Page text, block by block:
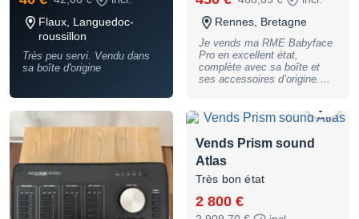
Flaux, Languedoc-
roussillon
Très peu servi. Vendu dans
sa boîte d'origine
Rennes, Bretagne
Je vends ma RME Babyface
Pro en excellent état,
complète avec sa boîte et
ses accessoires d’origine.
particulièrement appréciée
convertisseurs, la
transparence de ses
préamplis et la fiabilité des
pilotes RME.
4 entrées analogiques : 2
préamplis micro/ligne en
Vends Prism sound
Atlas
Très bon état
2 800 €